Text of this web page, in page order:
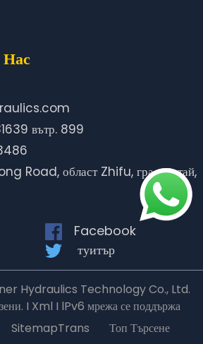
вътр. 899
Road, област Zhifu, град Янтай,
Facebook
туитър
Hydraulics Technology Co., Ltd.
I Xml I lPv6 мрежа се поддържа
SitemapTrans Топ Търсене